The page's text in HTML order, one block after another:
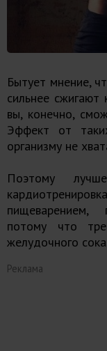
Бытует мнение,
сильнее
вы, конечно,
Эффект от
организму не
Поэтому
пищеварением,
потому что
желудочного сока.
Реклама